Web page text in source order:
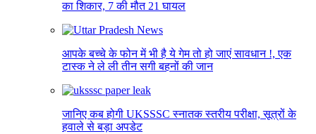
का शिकार, 7 की मौत 21 घायल
आपके बच्चे के फोन में भी है ये गेम तो हो जाएं सावधान !, एक
टास्क ने ले ली तीन सगी बहनों की जान
जानिए कब होगी UKSSSC स्नातक स्तरीय परीक्षा, सूत्रों के
हवाले से बड़ा अपडेट